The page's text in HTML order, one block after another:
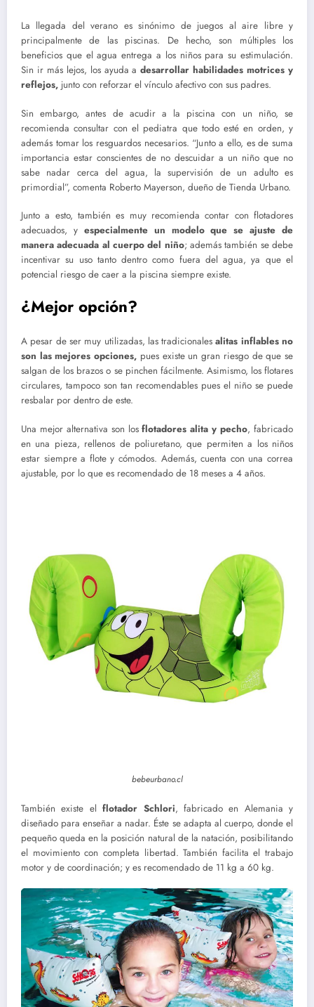
La llegada del verano es sinónimo de juegos al aire libre y
principalmente de las piscinas. De hecho, son múltiples los
beneficios que el agua entrega a los niños para su estimulación.
Sin ir más lejos, los ayuda adesarrollar habilidades motrices y
reflejos, junto con reforzar el vínculo afectivo con sus padres.
Sin embargo, antes de acudir a la piscina con un niño, se
recomienda consultar con el pediatra que todo esté en orden, y
además tomar los resguardos necesarios. “Junto a ello, es de suma
importancia estar conscientes de no descuidar a un niño que no
sabe nadar cerca del agua, la supervisión de un adulto es
primordial”, comenta Roberto Mayerson, dueño de Tienda Urbano.
Junto a esto, también es muy recomienda contar con flotadores
adecuados, yespecialmente un modelo que se ajuste de
manera adecuada al cuerpo del niño; además también se debe
incentivar su uso tanto dentro como fuera del agua, ya que el
potencial riesgo de caer a la piscina siempre existe.
¿Mejor opción?
A pesar de ser muy utilizadas, las tradicionales alitas inflables no
son las mejores opciones, pues existe un gran riesgo de que se
salgan de los brazos o se pinchen fácilmente. Asimismo, los flotares
circulares, tampoco son tan recomendables pues el niño se puede
resbalar por dentro de este.
Una mejor alternativa son losflotadores alita y pecho, fabricado
en una pieza, rellenos de poliuretano, que permiten a los niños
estar siempre a flote y cómodos. Además, cuenta con una correa
ajustable, por lo que es recomendado de 18 meses a 4 años.
bebeurbano.cl
También existe el flotador Schlori, fabricado en Alemania y
diseñado para enseñar a nadar. Éste se adapta al cuerpo, donde el
pequeño queda en la posición natural de la natación, posibilitando
el movimiento con completa libertad. También facilita el trabajo
motor y de coordinación; y es recomendado de 11 kg a 60 kg.